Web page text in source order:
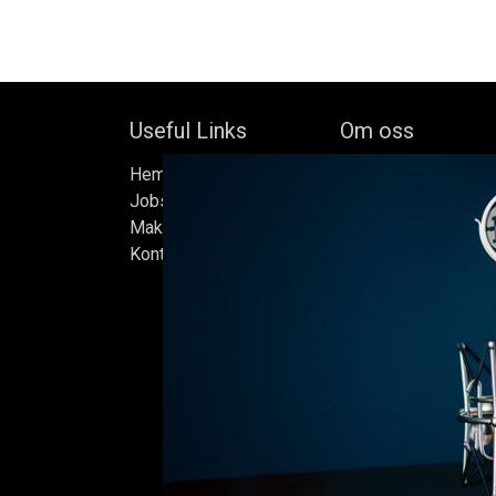
Useful Links
Hem
Jobs
Make Good
Kontakta oss
Om oss
oberoende
av Bock Brewery,
Efter nästan trettio
bryggde vi den
iskällare som
Ölen bryggs i små
sats måste
standarder vi
endast det bästa är